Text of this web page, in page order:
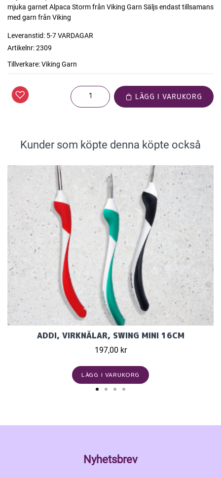
mjuka garnet Alpaca Storm från Viking Garn Säljs endast tillsamans
med garn från Viking
Leveranstid: 5-7 VARDAGAR
Artikelnr:2309
Tillverkare:Viking Garn
LÄGG I VARUKORG
Kunder som köpte denna köpte också
ADDI, VIRKNÅLAR, SWING MINI 16CM
197,00 kr
LÄGG I VARUKORG
Nyhetsbrev